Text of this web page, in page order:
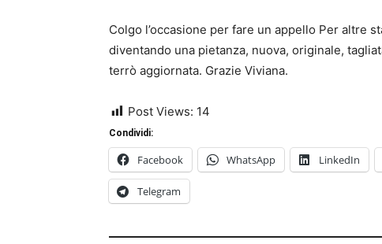
Colgo l’occasione per fare un appello Per altre
diventando una pietanza, nuova, originale,
terrò aggiornata. Grazie
Post Views: 14
Condividi:
Facebook WhatsApp LinkedIn
Telegram